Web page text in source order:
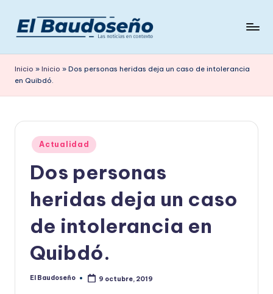
Saltar
contenido
e
ri
d
en
Inicio » Inicio » Dos personas heridas deja un caso de intolerancia
en Quibdó.
Publicado
en
Actualidad
Dos personas
heridas deja un caso
de intolerancia en
Quibdó.
Publicado
El Baudoseño 9 octubre, 2019